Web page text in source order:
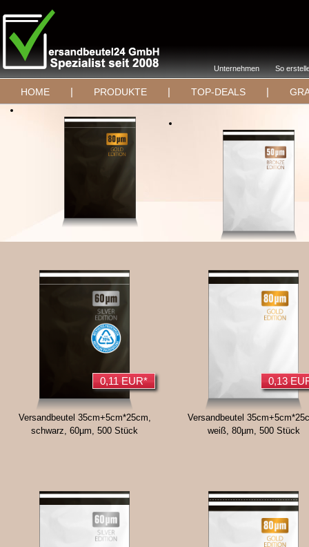
Unternehmen So
HOME | PRODUKTE | TOP-DEALS |
0,11 EUR*
Versandbeutel 35cm+5cm*25cm,
schwarz, 60µm, 500 Stück
0,13
Versandbeutel
weiß, 80µm, 500 Stück